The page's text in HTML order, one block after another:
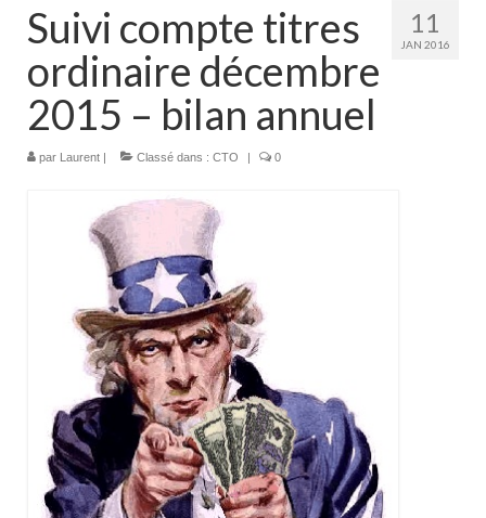
11
JAN 2016
Suivi compte titres
ordinaire décembre
2015 – bilan annuel
par Laurent | Classé dans : CTO | 0